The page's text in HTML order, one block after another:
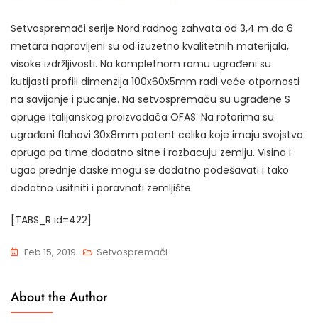
Setvospremači serije Nord radnog zahvata od 3,4 m do 6
metara napravljeni su od izuzetno kvalitetnih materijala,
visoke izdržljivosti. Na kompletnom ramu ugrađeni su
kutijasti profili dimenzija 100x60x5mm radi veće otpornosti
na savijanje i pucanje. Na setvospremaču su ugrađene S
opruge italijanskog proizvodača OFAS. Na rotorima su
ugrađeni flahovi 30x8mm patent celika koje imaju svojstvo
opruga pa time dodatno sitne i razbacuju zemlju. Visina i
ugao prednje daske mogu se dodatno podešavati i tako
dodatno usitniti i poravnati zemljište.
[TABS_R id=422]
Feb 15, 2019 Setvospremači
About the Author